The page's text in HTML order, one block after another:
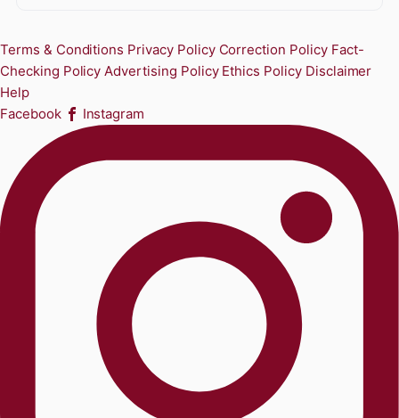
Terms & Conditions Privacy Policy Correction Policy Fact-
Checking Policy Advertising Policy Ethics Policy Disclaimer
Help
Facebook
Instagram